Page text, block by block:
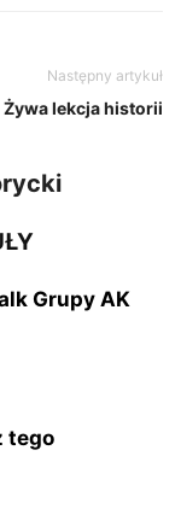
Następny artykuł
Żywa lekcja historii
Grupy AK
tego